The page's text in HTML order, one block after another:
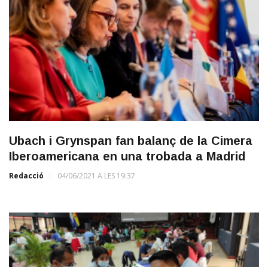
Ubach i Grynspan fan balanç de la Cimera
Iberoamericana en una trobada a Madrid
Redacció 04/06/2021 A LES 19:37